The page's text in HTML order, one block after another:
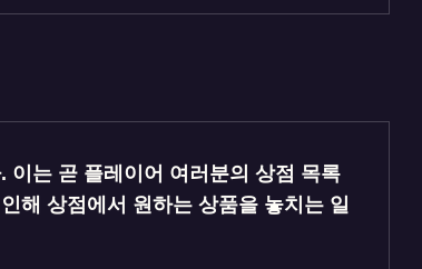
이는 곧 플레이어 여러분의 상점 목록
해 상점에서 원하는 상품을 놓치는 일